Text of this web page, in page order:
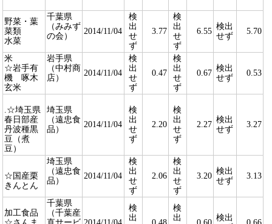
野菜・葉
菜類
水菜
千葉県
（みみず
の会）
2014/11/04
検
出
せ
ず
3.77
検
出
せ
ず
6.55
検出
せず
5.70
米
☆岩手有
機 啄木
玄米
岩手県
（中村商
店）
2014/11/04
検
出
せ
ず
0.47
検
出
せ
ず
0.67
検出
せず
0.53
.☆埼玉県
春日部産
丹波種黒
豆（煮
豆）
埼玉県
（遠忠食
品）
2014/11/04
検
出
せ
ず
2.20
検
出
せ
ず
2.27
検出
せず
3.27
☆国産栗
きんとん
埼玉県
（遠忠食
品）
2014/11/04
検
出
せ
ず
2.06
検
出
せ
ず
3.20
検出
せず
3.13
加工食品
千葉県
（千葉産
検
出
検
出
検出